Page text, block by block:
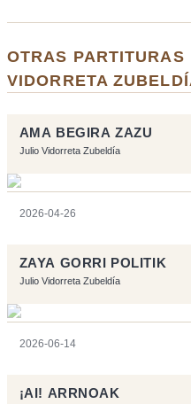
OTRAS
VIDORRETA
AMA BEGIRA ZAZU
Julio Vidorreta Zubeldía
2026-04-26
ZAYA GORRI POLITIK
Julio Vidorreta Zubeldía
2026-06-14
¡AI! ARRNOAK